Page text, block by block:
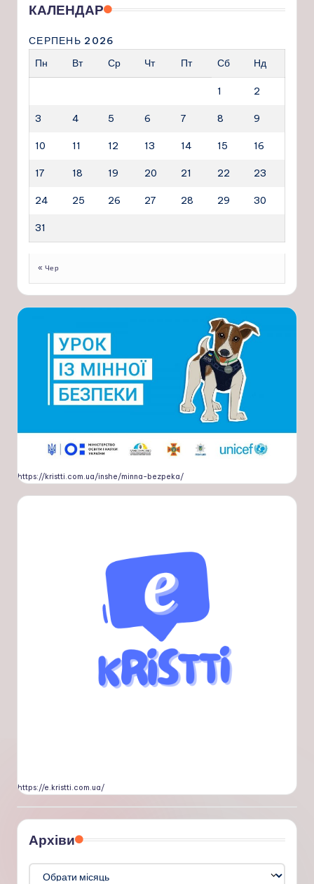
КАЛЕНДАР
СЕРПЕНЬ 2026
Пн
Вт Ср Чт Пт Сб Нд
1 2
3 4 5 6 7 8 9
10 11 12 13 14 15 16
17 18 19 20 21 22 23
24 25 26 27 28 29 30
31
« Чер
https://kristti.com.ua/inshe/minna-bezpeka/
https://e.kristti.com.ua/
Архіви
Архіви